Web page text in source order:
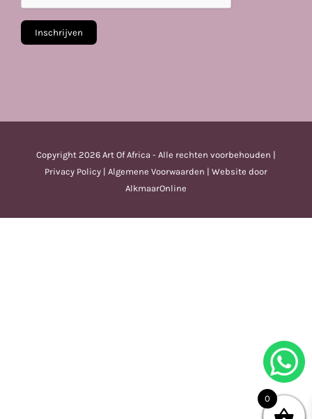
Copyright 2026 Art Of Africa - Alle rechten voorbehouden |
Privacy Policy | Algemene Voorwaarden | Website door
AlkmaarOnline
0